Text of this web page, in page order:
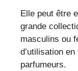
Elle peut être
grande
masculins ou
d’utilisation
parfumeurs.